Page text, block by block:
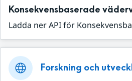
Konsekvensbaserade
Ladda ner API för
Forskning och